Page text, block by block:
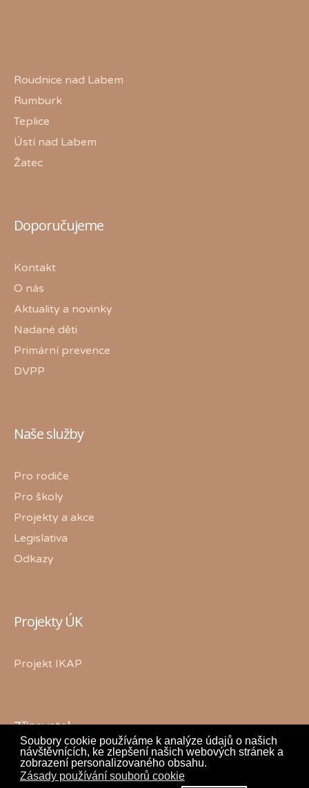
Soubory cookie používáme k analýze údajů o našich
návštěvnících, ke zlepšení našich webových stránek a
zobrazení personalizovaného obsahu.
Zásady používání souborů cookie
Roudnice nad Labem
Rumburk
Teplice
Ústí nad Labem
Žatec
Doporučujeme
Kontakt
O nás
Aktuality a novinky
Nadané děti
Primární prevence
DVPP
Naše služby
Pro rodiče
Pro školy
Projekty a akce
Legislativa
Odkazy
Projekty ÚK
Projekt IKAP
Zřizovatel